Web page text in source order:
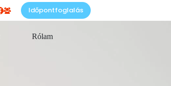
Időpontfoglalás
Rólam